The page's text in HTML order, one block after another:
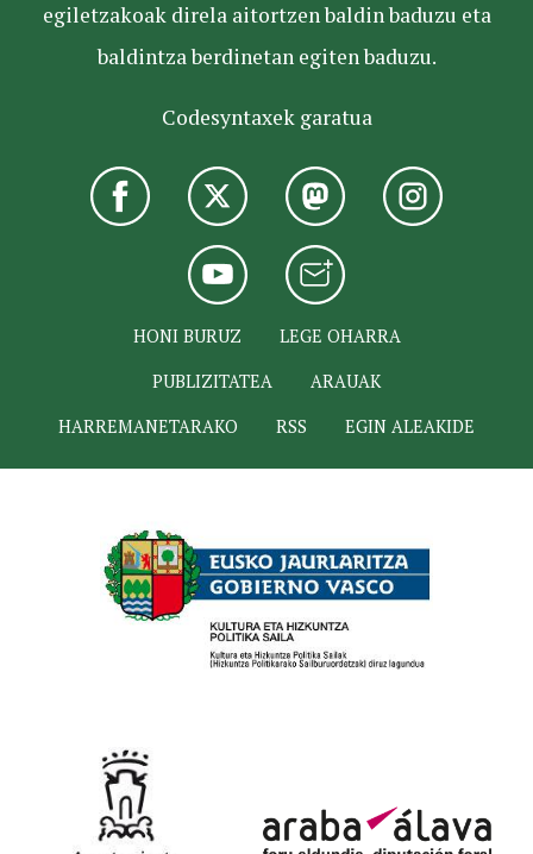
egiletzakoak direla aitortzen baldin baduzu eta
baldintza berdinetan egiten baduzu.
Codesyntaxek garatua
HONI BURUZ
LEGE OHARRA
PUBLIZITATEA
ARAUAK
HARREMANETARAKO
RSS EGIN ALEAKIDE